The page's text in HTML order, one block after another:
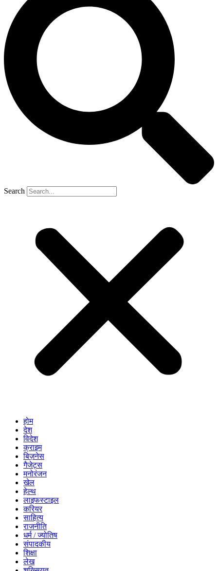
Search
होम
देश
विदेश
क्राइम
बिज़नेस
गैजेट्स
मनोरंजन
खेल
हेल्थ
लाइफस्टाइल
करियर
साहित्य
राजनीति
धर्म / ज्योतिष
संपादकीय
शिक्षा
लेख